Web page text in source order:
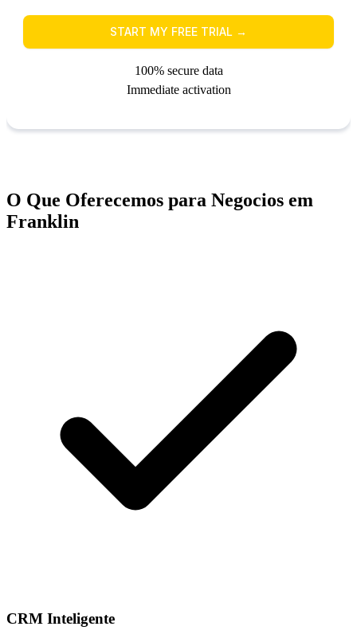
O Que Oferecemos para Negocios em
Franklin
CRM Inteligente